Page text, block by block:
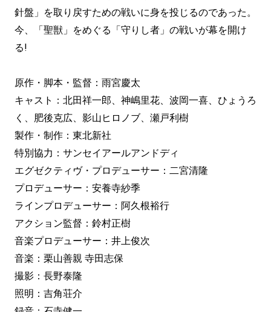
針盤」を取り戻すための戦いに身を投じるのであった。
今、「聖獣」をめぐる「守りし者」の戦いが幕を開け
る!
原作・脚本・監督：雨宮慶太
キャスト：北田祥一郎、神嶋里花、波岡一喜、ひょうろ
く、肥後克広、影山ヒロノブ、瀬戸利樹
製作・制作：東北新社
特別協力：サンセイアールアンドディ
エグゼクティヴ・プロデューサー：二宮清隆
プロデューサー：安養寺紗季
ラインプロデューサー：阿久根裕行
アクション監督：鈴村正樹
音楽プロデューサー：井上俊次
音楽：栗山善親 寺田志保
撮影：長野泰隆
照明：吉角荘介